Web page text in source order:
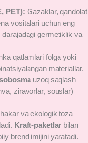
PET): Gazaklar, qandolat
vositalari uchun eng
darajadagi germetiklik va
qatlamlari folga yoki
materiallar.
uzoq saqlash
ziravorlar, souslar)
va ekologik toza
Kraft-paketlarbilan
brend imijini yaratadi.